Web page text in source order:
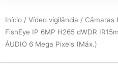
Início / Vídeo vigilância / Câmaras
FishEye IP 6MP H265 dWDR
ÁUDIO 6 Mega Pixels (Máx.)